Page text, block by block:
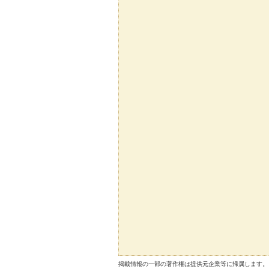
掲載情報の一部の著作権は提供元企業等に帰属します。